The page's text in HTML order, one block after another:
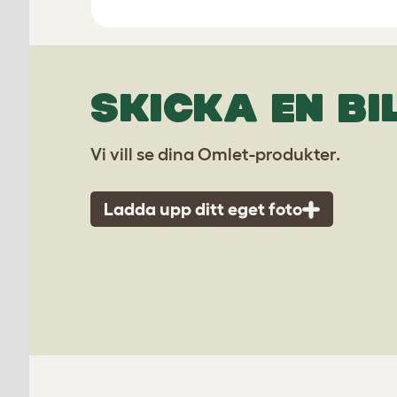
SKICKA EN
Vi vill se dina Omlet-produkter.
Ladda upp ditt eget foto